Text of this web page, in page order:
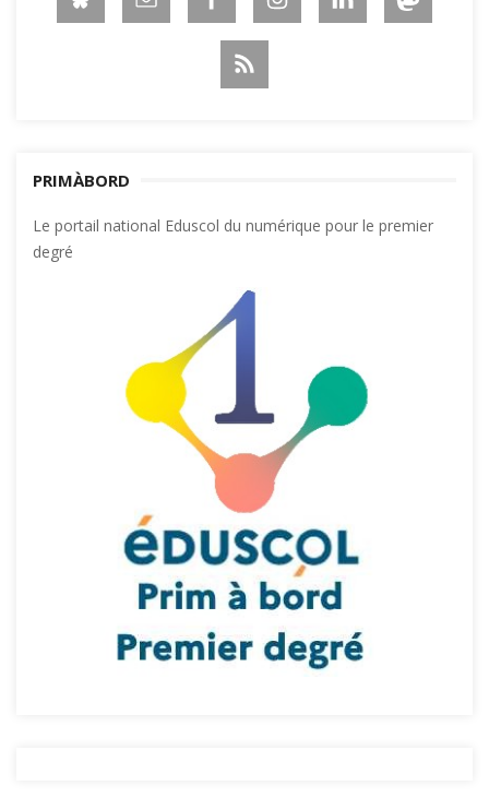
PRIMÀBORD
Le portail national Eduscol du numérique pour le premier
degré